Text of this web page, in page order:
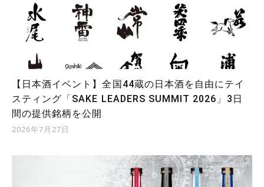
【日本酒イベント】全国44蔵の日本酒を自由にテイ
スティング「SAKE LEADERS SUMMIT 2026」3日
間の提供銘柄を公開
2026年7月27日